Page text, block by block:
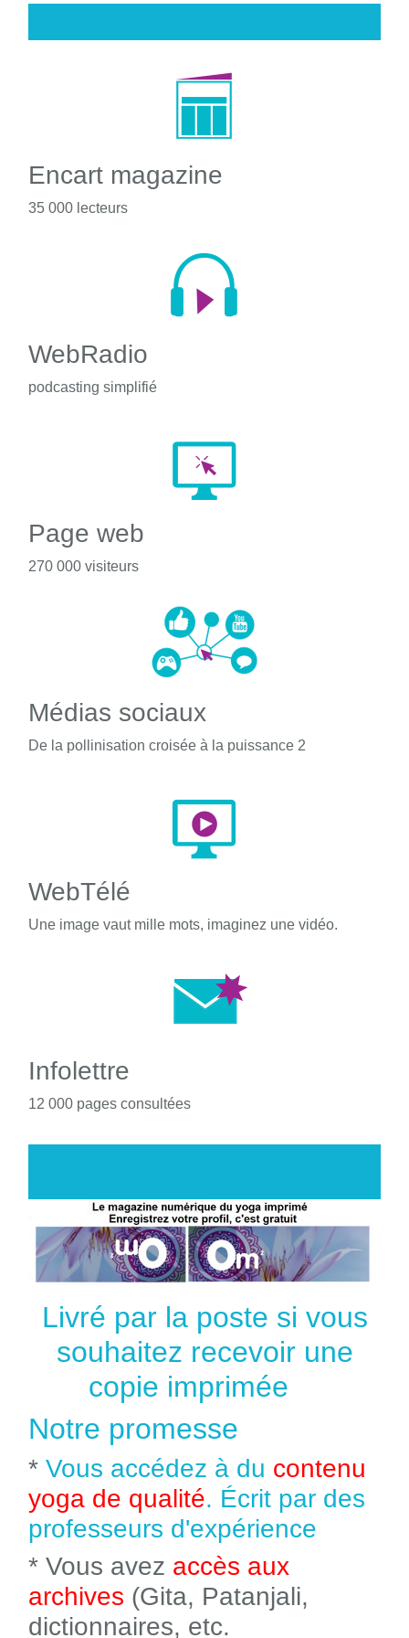
Encart magazine
35 000 lecteurs
WebRadio
podcasting simplifié
Page web
270 000 visiteurs
Médias sociaux
De la pollinisation croisée à la puissance 2
WebTélé
Une image vaut mille mots, imaginez une vidéo.
Infolettre
12 000 pages consultées
Livré par la poste si vous
souhaitez recevoir une
copie imprimée
Notre promesse
* Vous accédez à du contenu
yoga de qualité. Écrit par des
professeurs d'expérience
* Vous avez accès aux
archives (Gita, Patanjali,
dictionnaires, etc.